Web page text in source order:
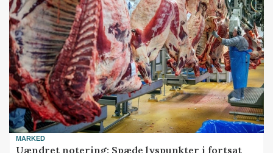
MARKED
Uændret notering: Spæde lyspunkter i fortsat